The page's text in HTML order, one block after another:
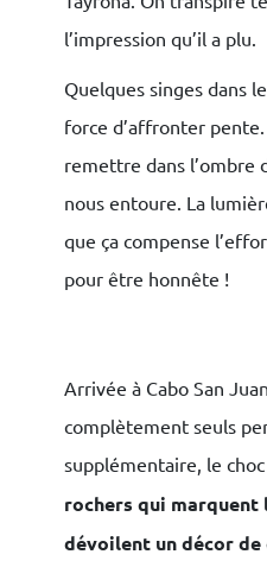
l’impression qu’il a plu.
Quelques singes dans
force d’affronter
remettre dans l’ombre
nous entoure. La
que ça compense
pour être honnête !
Arrivée à Cabo San
complètement seuls
supplémentaire, le
rochers qui marquent
dévoilent un décor